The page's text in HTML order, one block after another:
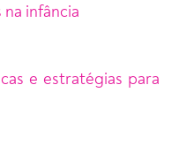
na infância
e estratégias para